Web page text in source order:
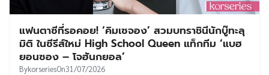
แฟนตาซีที่รอคอย! ‘คิมเซจอง’ สวมบทราชินีนักบู๊ทะลุ
มิติ ในซีรีส์ใหม่ High School Queen แท็กทีม ‘แบฮ
ยอนซอง – โจฮันกยอล’
BykorseriesOn31/07/2026